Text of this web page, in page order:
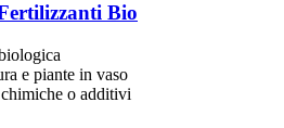
Bio
e piante in vaso
chimiche o additivi